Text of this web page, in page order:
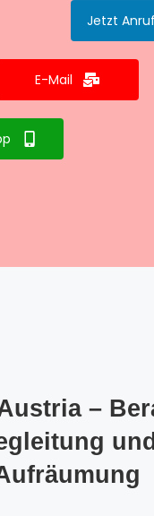
Jetzt
E-Mail
–
und